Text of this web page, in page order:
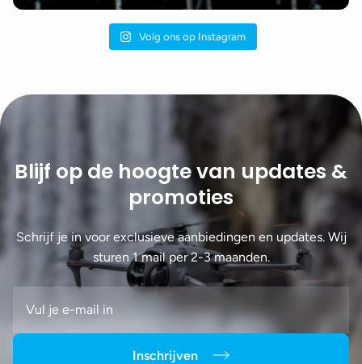
Volg ons op Instagram
Blijf op de hoogte van updates &
promoties
Schrijf je in voor exclusieve aanbiedingen en updates. Wij
sturen 1 mail per 2-3 maanden.
Inschrijven